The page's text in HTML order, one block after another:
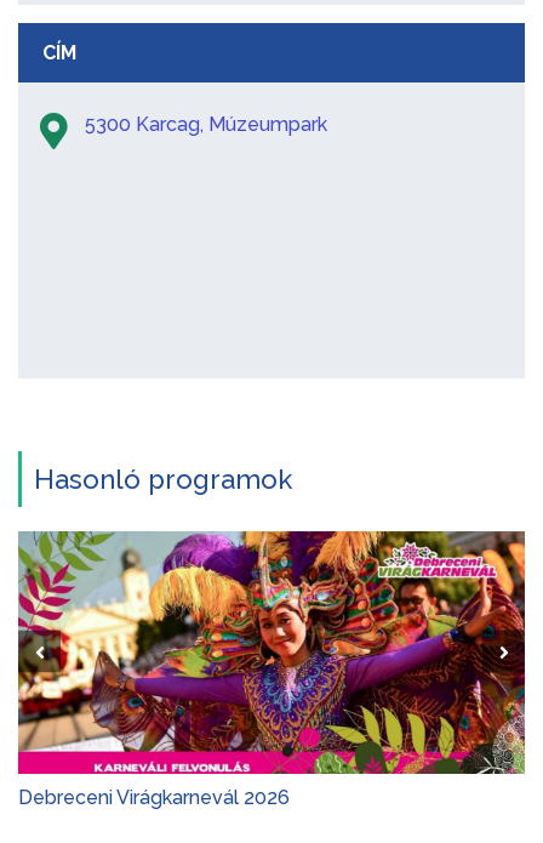
CÍM
5300 Karcag, Múzeumpark
Hasonló programok
Debreceni Virágkarnevál 2026